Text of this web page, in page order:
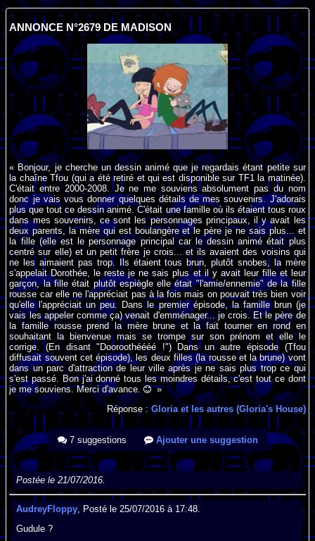
ANNONCE N°2679 DE MADISON
« Bonjour, je cherche un dessin animé que je regardais étant petite sur
la chaîne Tfou (qui a été retiré et qui est disponible sur TF1 la matinée).
C'était entre 2000-2008. Je ne me souviens absolument pas du nom
donc je vais vous donner quelques détails de mes souvenirs. J'adorais
plus que tout ce dessin animé. C'était une famille où ils étaient tous roux
dans mes souvenirs, ce sont les personnages principaux, il y avait les
deux parents, la mère qui est boulangère et le père je ne sais plus... et
la fille (elle est le personnage principal car le dessin animé était plus
centré sur elle) et un petit frère je crois... et ils avaient des voisins qui
ne les aimaient pas trop. Ils étaient tous brun, plutôt snobes, la mère
s'appelait Dorothée, le reste je ne sais plus et il y avait leur fille et leur
garçon, la fille était plutôt espiègle elle était "l'amie/ennemie" de la fille
rousse car elle ne l'appréciait pas à la fois mais on pouvait très bien voir
qu'elle l'appréciait un peu. Dans le premier épisode, la famille brun (je
vais les appeler comme ça) venait d'emménager... je crois. Et le père de
la famille rousse prend la mère brune et la fait tourner en rond en
souhaitant la bienvenue mais se trompe sur son prénom et elle le
corrige. (En disant "Dooroothéééé !") Dans un autre épisode (Tfou
diffusait souvent cet épisode), les deux filles (la rousse et la brune) vont
dans un parc d'attraction de leur ville après je ne sais plus trop ce qui
s'est passé. Bon j'ai donné tous les moindres détails, c'est tout ce dont
je me souviens. Merci d'avance.
»
Réponse : Gloria et les autres (Gloria's House)
7 suggestions Ajouter une suggestion
Postée le 21/07/2016.
AudreyFloppy , Posté le 25/07/2016 à 17:48.
Gudule ?